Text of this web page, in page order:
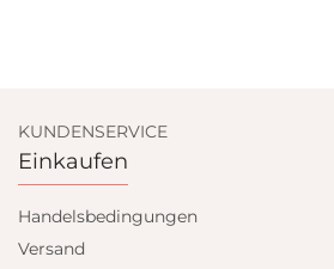
KUNDENSERVICE
Einkaufen
Handelsbedingungen
Versand